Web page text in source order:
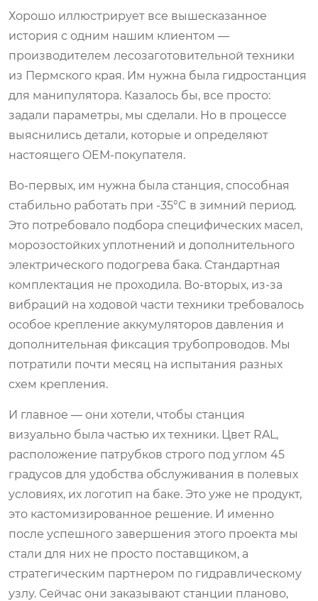
Хорошо иллюстрирует все вышесказанное
история с одним нашим клиентом —
производителем лесозаготовительной техники
из Пермского края. Им нужна была гидростанция
для манипулятора. Казалось бы, все просто:
задали параметры, мы сделали. Но в процессе
выяснились детали, которые и определяют
настоящего OEM-покупателя.
Во-первых, им нужна была станция, способная
стабильно работать при -35°C в зимний период.
Это потребовало подбора специфических масел,
морозостойких уплотнений и дополнительного
электрического подогрева бака. Стандартная
комплектация не проходила. Во-вторых, из-за
вибраций на ходовой части техники требовалось
особое крепление аккумуляторов давления и
дополнительная фиксация трубопроводов. Мы
потратили почти месяц на испытания разных
схем крепления.
И главное — они хотели, чтобы станция
визуально была частью их техники. Цвет RAL,
расположение патрубков строго под углом 45
градусов для удобства обслуживания в полевых
условиях, их логотип на баке. Это уже не продукт,
это кастомизированное решение. И именно
после успешного завершения этого проекта мы
стали для них не просто поставщиком, а
стратегическим партнером по гидравлическому
узлу. Сейчас они заказывают станции планово,